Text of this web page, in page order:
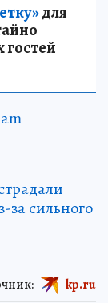
для
гостей
за сильного
kp.ru